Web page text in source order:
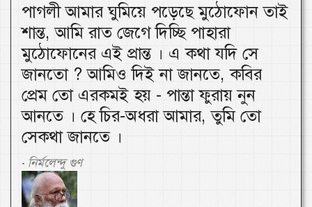
পাগলী আমার ঘুমিয়ে পড়েছে মুঠোফোন তাই
শান্ত, আমি রাত জেগে দিচ্ছি পাহারা
মুঠোফোনের এই প্রান্ত । এ কথা যদি সে
জানতো ? আমিও দিই না জানতে, কবির
প্রেম তো এরকমই হয় - পান্তা ফুরায় নুন
আনতে । হে চির-অধরা আমার, তুমি তো
সেকথা জানতে ।
- নির্মলেন্দু গুণ